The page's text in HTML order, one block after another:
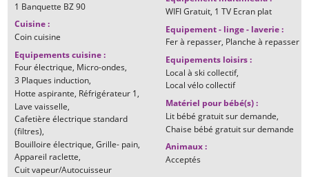
1 Banquette BZ 90
Cuisine:
Coin cuisine
Equipements cuisine:
Four électrique Micro-ondes
3 Plaques induction
Hotte aspirante Réfrigérateur 1
Lave vaisselle
Cafetière électrique standard
(filtres)
Bouilloire électrique Grille- pain
Appareil raclette
Cuit vapeur/Autocuisseur
WIFI Gratuit 1 TV Ecran plat
Equipement - linge - laverie:
Fer à repasser Planche à repasser
Equipements loisirs:
Local à ski collectif
Local vélo collectif
Matériel pour bébé(s):
Lit bébé gratuit sur demande
Chaise bébé gratuit sur demande
Animaux:
Acceptés